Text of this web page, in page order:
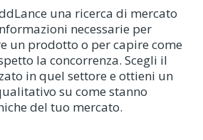
una ricerca di mercato
necessarie per
un prodotto o per capire come
la concorrenza. Scegli il
in quel settore e ottieni un
su come stanno
del tuo mercato.